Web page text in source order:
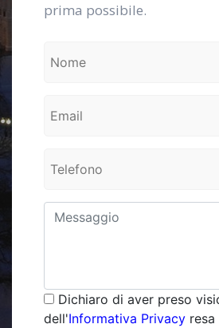
prima possibile.
Dichiaro di aver preso
dell'Informativa Privacy resa